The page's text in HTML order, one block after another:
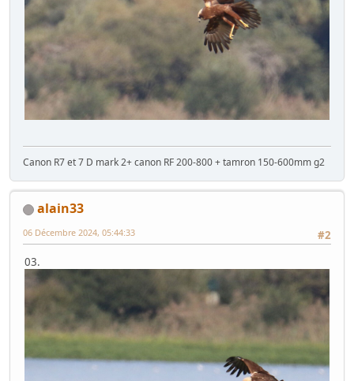
Canon R7 et 7 D mark 2+ canon RF 200-800 + tamron 150-600mm g2
alain33
#2
06 Décembre 2024, 05:44:33
03.